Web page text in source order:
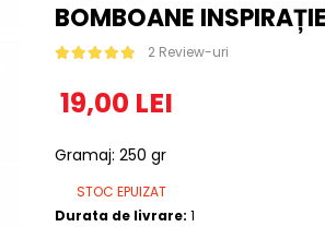
BOMBOANE
2 Review-uri
19,00 LEI
Gramaj: 250 gr
STOC EPUIZAT
Durata de livrare: 1